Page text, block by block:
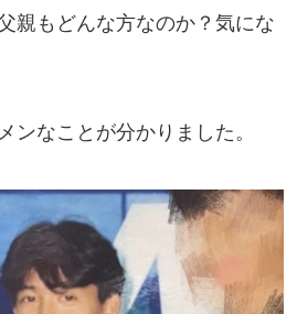
親もどんな方なのか？気にな
ンなことが分かりました。